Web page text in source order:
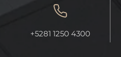
OTORGAN
INDICACIÓN
+5281 1250 4300